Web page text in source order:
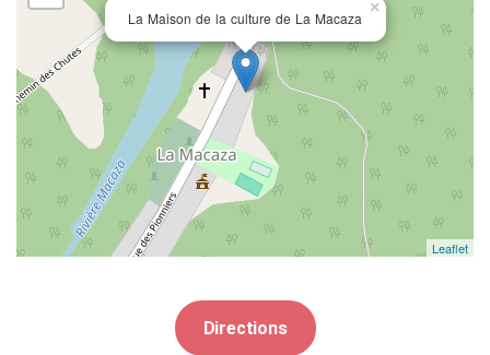
La Maison de la culture de La Macaza
×
Leaflet
Directions